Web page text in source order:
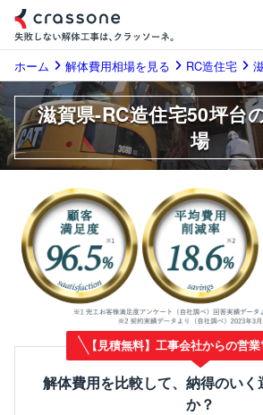
ホーム 解体費用相場を見る RC造住宅
滋賀県-RC造住宅50坪台
場
【見積無料】工事会社からの営
解体費用を比較して、納得のい
か？